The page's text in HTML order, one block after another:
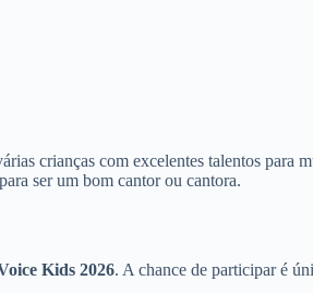
crianças com excelentes talentos para
ser um bom cantor ou cantora.
Kids 2026. A chance de participar é